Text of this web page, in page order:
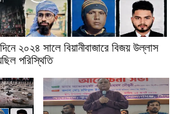
২০২৪ সালে বিয়ানীবাজারে বিজয় উল্লাস
পরিস্থিতি